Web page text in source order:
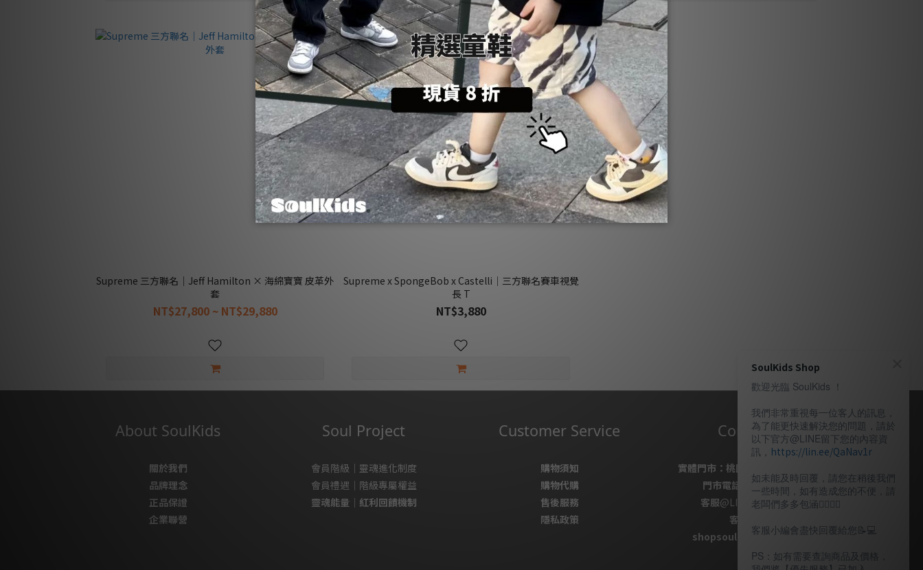
Supreme 三方聯名｜Jeff Hamilton × 海綿寶寶 皮革外
套
NT$27,800 ~ NT$29,880
Supreme x SpongeBob x Castelli｜三方聯名賽車視覺
長 T
NT$3,880
About SoulKids
關於我們
品牌理念
正品保證
企業聯營
Soul Project
會員階級｜靈魂進化制度
會員禮遇｜階級專屬權益
靈魂能量｜紅利回饋機制
Customer Service
購物須知
購物代購
售後服務
隱私政策
Contact Us
實體門市： 桃園市桃園區復興路69號
門市電話
03-337-1777
客服@LINE ：＠soulkids
客服信箱✉ /
shopsoulkids@gmail.com
SoulKids Shop
歡迎光臨 SoulKids ！
我們非常重視每一位客人的訊息，
為了能更快速解決您的問題，請於
以下官方@LINE留下您的內容資
訊， https://lin.ee/QaNav1r
如未能及時回覆，請您在稍後我們
一些時間，如有造成您的不便，請
老闆們多多包涵🙇🏽‍🙇‍♀️
客服小編會盡快回覆給您📝💻️
PS：如有需要查詢商品及價格，